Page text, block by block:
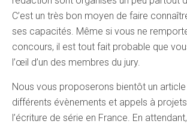
C’est un très bon moyen de faire
ses capacités. Même si vous ne
concours, il est tout fait probable que
l’œil d’un des membres du jury.
Nous vous proposerons bientôt un
différents évènements et appels à
l’écriture de série en France. En